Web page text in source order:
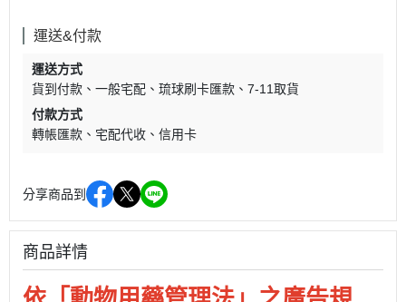
運送&付款
運送方式
貨到付款
一般宅配 琉球刷卡匯款
7-11取貨
付款方式
轉帳匯款
宅配代收 信用卡
分享商品到
商品詳情